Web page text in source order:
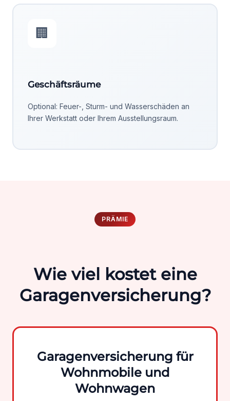
🏢
Geschäftsräume
Optional: Feuer-, Sturm- und Wasserschäden an
Ihrer Werkstatt oder Ihrem Ausstellungsraum.
PRÄMIE
Wie viel kostet eine
Garagenversicherung?
Garagenversicherung für
Wohnmobile und
Wohnwagen